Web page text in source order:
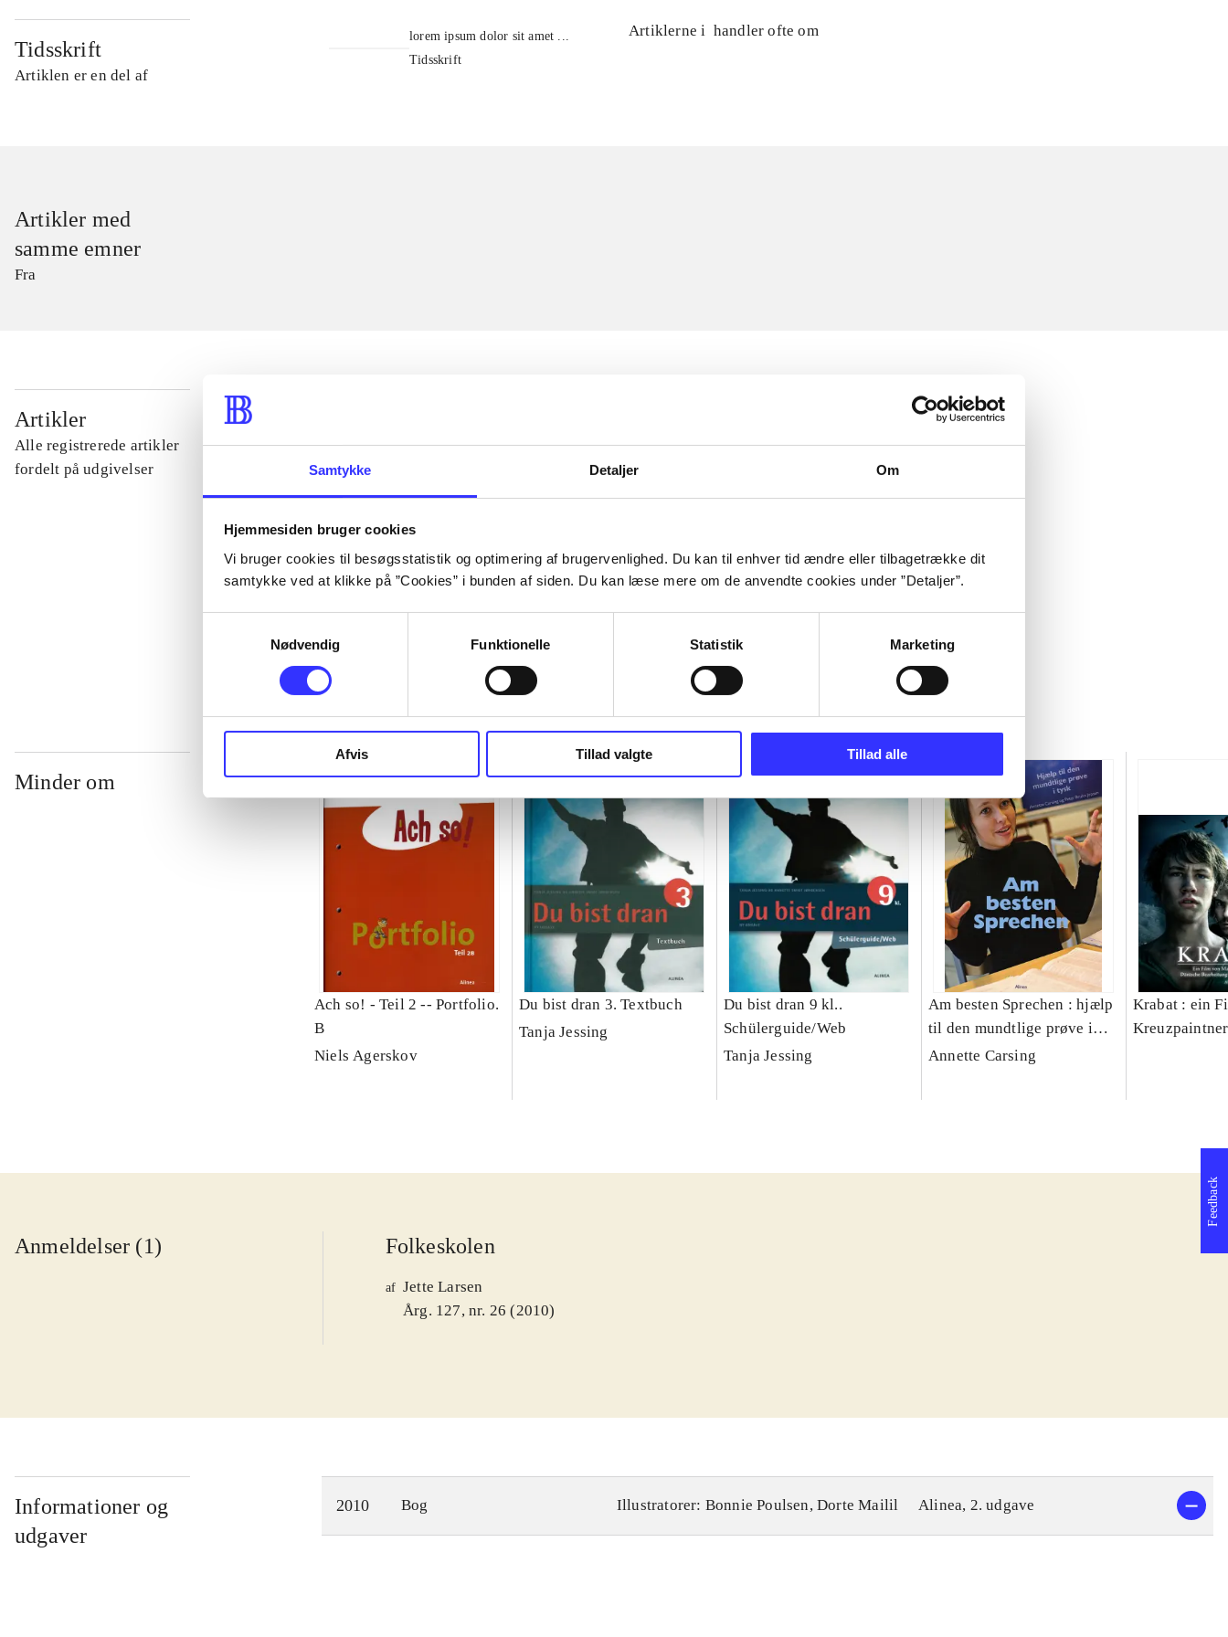
Samtykke Detaljer Om
Hjemmesiden bruger cookies
Vi bruger cookies til besøgsstatistik og optimering af brugervenlighed. Du kan til enhver tid ændre eller tilbagetrække dit
samtykke ved at klikke på ”Cookies” i bunden af siden. Du kan læse mere om de anvendte cookies under ”Detaljer”.
Nødvendig
Funktionelle Statistik Marketing
Afvis Tillad valgte Tillad alle
Tidsskrift
Artiklen er en del af
lorem ipsum dolor sit amet ...
Tidsskrift
Artiklerne i handler ofte om
Artikler med
samme emner
Fra
Artikler
Alle registrerede artikler
fordelt på udgivelser
...
...
...
...
Minder om
Ach so! - Teil 2 -- Portfolio.
B
Niels Agerskov
Du bist dran 3. Textbuch
Tanja Jessing
Du bist dran 9 kl..
Schülerguide/Web
Tanja Jessing
Am besten Sprechen : hjælp
til den mundtlige prøve i
tysk
Annette Carsing
Krabat : ein
Kreuzpaintner
Anmeldelser (1) Folkeskolen
af Jette Larsen
Årg. 127, nr. 26 (2010)
Informationer og
udgaver
2010 Bog Illustratorer: Bonnie Poulsen, Dorte Mailil Alinea, 2. udgave
Feedback